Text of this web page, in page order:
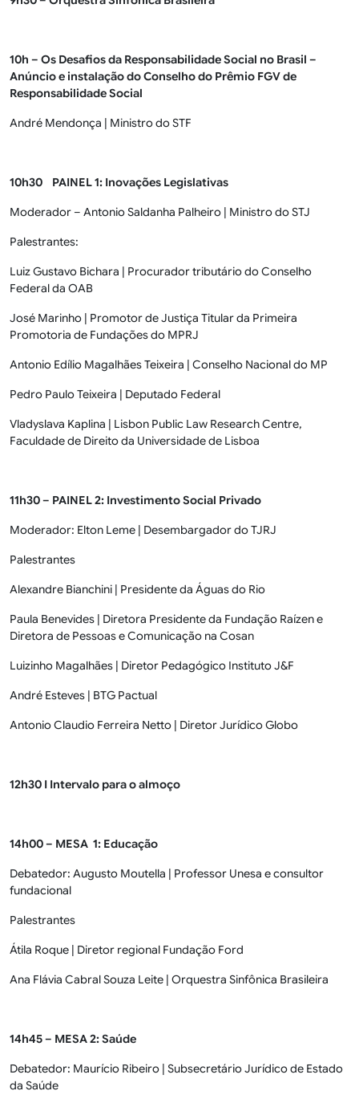
10h – Os Desafios da Responsabilidade Social no Brasil –
Anúncio e instalação do Conselho do Prêmio FGV de
Responsabilidade Social
André Mendonça | Ministro do STF
10h30 PAINEL 1: Inovações Legislativas
Moderador – Antonio Saldanha Palheiro | Ministro do STJ
Palestrantes:
Luiz Gustavo Bichara | Procurador tributário do Conselho
Federal da OAB
José Marinho | Promotor de Justiça Titular da Primeira
Promotoria de Fundações do MPRJ
Antonio Edílio Magalhães Teixeira | Conselho Nacional do MP
Pedro Paulo Teixeira | Deputado Federal
Vladyslava Kaplina | Lisbon Public Law Research Centre,
Faculdade de Direito da Universidade de Lisboa
11h30 – PAINEL 2: Investimento Social Privado
Moderador: Elton Leme | Desembargador do TJRJ
Palestrantes
Alexandre Bianchini | Presidente da Águas do Rio
Paula Benevides | Diretora Presidente da Fundação Raízen e
Diretora de Pessoas e Comunicação na Cosan
Luizinho Magalhães | Diretor Pedagógico Instituto J&F
André Esteves | BTG Pactual
Antonio Claudio Ferreira Netto | Diretor Jurídico Globo
12h30 I Intervalo para o almoço
14h00 – MESA 1: Educação
Debatedor: Augusto Moutella | Professor Unesa e consultor
fundacional
Palestrantes
Átila Roque | Diretor regional Fundação Ford
Ana Flávia Cabral Souza Leite | Orquestra Sinfônica Brasileira
14h45 – MESA 2: Saúde
Debatedor: Maurício Ribeiro | Subsecretário Jurídico de Estado
da Saúde